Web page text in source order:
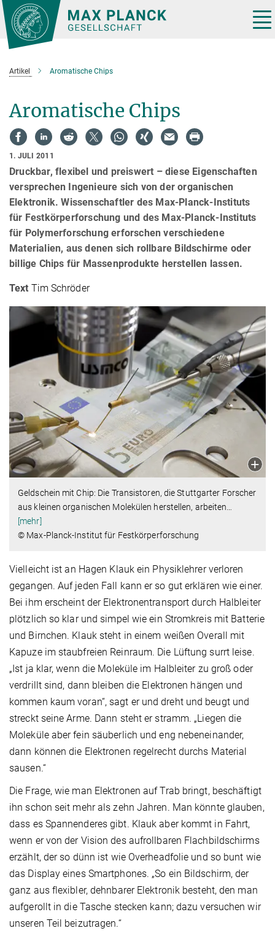
Hauptinhalt
Artikel Aromatische Chips
Aromatische Chips
1. JULI 2011
Druckbar, flexibel und preiswert – diese Eigenschaften
versprechen Ingenieure sich von der organischen
Elektronik. Wissenschaftler des Max-Planck-Instituts
für Festkörperforschung und des Max-Planck-Instituts
für Polymerforschung erforschen verschiedene
Materialien, aus denen sich rollbare Bildschirme oder
billige Chips für Massenprodukte herstellen lassen.
Text Tim Schröder
Geldschein mit Chip: Die Transistoren, die Stuttgarter Forscher
aus kleinen organischen Molekülen herstellen, arbeiten
[mehr]
© Max-Planck-Institut für Festkörperforschung
Vielleicht ist an Hagen Klauk ein Physiklehrer verloren
gegangen. Auf jeden Fall kann er so gut erklären wie einer.
Bei ihm erscheint der Elektronentransport durch Halbleiter
plötzlich so klar und simpel wie ein Stromkreis mit Batterie
und Birnchen. Klauk steht in einem weißen Overall mit
Kapuze im staubfreien Reinraum. Die Lüftung surrt leise.
„Ist ja klar, wenn die Moleküle im Halbleiter zu groß oder
verdrillt sind, dann bleiben die Elektronen hängen und
kommen kaum voran“, sagt er und dreht und beugt und
streckt seine Arme. Dann steht er stramm. „Liegen die
Moleküle aber fein säuberlich und eng nebeneinander,
dann können die Elektronen regelrecht durchs Material
sausen.“
Die Frage, wie man Elektronen auf Trab bringt, beschäftigt
ihn schon seit mehr als zehn Jahren. Man könnte glauben,
dass es Spannenderes gibt. Klauk aber kommt in Fahrt,
wenn er von der Vision des aufrollbaren Flachbildschirms
erzählt, der so dünn ist wie Overheadfolie und so bunt wie
das Display eines Smartphones. „So ein Bildschirm, der
ganz aus flexibler, dehnbarer Elektronik besteht, den man
aufgerollt in die Tasche stecken kann; dazu versuchen wir
unseren Teil beizutragen.“